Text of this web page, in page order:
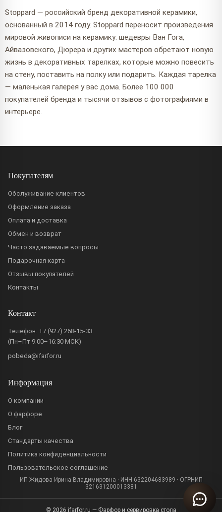
Stoppard — российский бренд декоративной керамики,
основанный в 2014 году. Stoppard переносит произведения
мировой живописи на керамику: шедевры Ван Гога,
Айвазовского, Дюрера и других мастеров обретают новую
жизнь в декоративных тарелках, которые можно повесить
на стену, поставить на полку или подарить. Каждая тарелка
— маленькая галерея у вас дома. Более 100 000
покупателей бренда и тысячи отзывов с фотографиями в
интерьере.
Покупателям
Обслуживание клиентов
Оформление заказа
Оплата и доставка
Обмен и возврат
Часто задаваемые вопросы
Подарочная карта
Отзывы покупателей
Контакты
Контакт
Телефон: +7 (927) 268-15-33
(Пн–Пт 9:00–16:30 МСК)
pobeda@ifarfor.ru
Информация
О компании
О фарфоре
Блог
Стандарты качества
Политика конфиденциальности
Пользовательское соглашение
ИП Жидова Ирина Владимировна · ИНН 632204683989 · ОГРНИП
321631200013381
© 2026 ifarfor.ru — Фарфор и сервировка стола